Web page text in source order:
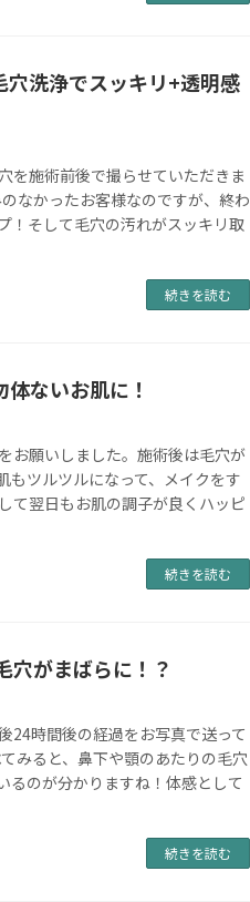
穴洗浄でスッキリ+透明感
を施術前後で撮らせていただきま
なかったお客様なのですが、終わ
！そして毛穴の汚れがスッキリ取
続きを読む
体ないお肌に！
お願いしました。施術後は毛穴が
もツルツルになって、メイクをす
て翌日もお肌の調子が良くハッピ
続きを読む
穴がまばらに！？
24時間後の経過をお写真で送って
みると、鼻下や顎のあたりの毛穴
るのが分かりますね！体感として
続きを読む